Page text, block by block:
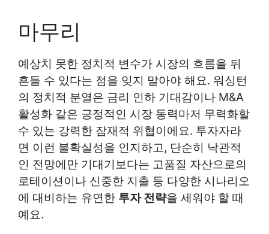
마무리
예상치 못한 정치적 변수가 시장의 흐름을 뒤
흔들 수 있다는 점을 잊지 말아야 해요. 워싱턴
의 정치적 분열은 금리 인하 기대감이나 M&A
활성화 같은 긍정적인 시장 동력마저 무력화할
수 있는 강력한 잠재적 위협이에요. 투자자라
면 이런 불확실성을 인지하고, 단순히 낙관적
인 전망에만 기대기보다는 고품질 자산으로의
로테이션이나 신중한 지출 등 다양한 시나리오
에 대비하는 유연한 투자 전략을 세워야 할 때
예요.